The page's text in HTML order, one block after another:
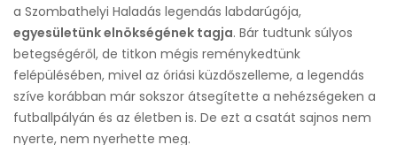
a Szombathelyi Haladás legendás labdarúgója,
egyesületünk elnökségének tagja. Bár tudtunk súlyos
betegségéről, de titkon mégis reménykedtünk
felépülésében, mivel az óriási küzdőszelleme, a legendás
szíve korábban már sokszor átsegítette a nehézségeken a
futballpályán és az életben is. De ezt a csatát sajnos nem
nyerte, nem nyerhette meg.